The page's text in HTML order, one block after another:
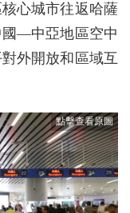
心城市往返哈薩
國—中亞地區空中
外開放和區域互